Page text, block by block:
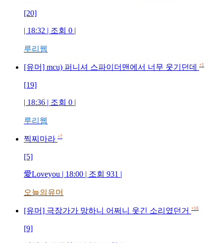
[20]
| 18:32 | 조회 0 |
루리웹
[유머] mcu) 퍼니셔 스파이더맨에서 너무 웃기던데 +1
[19]
| 18:36 | 조회 0 |
루리웹
찍찌마라 +7
[5]
愛Loveyou | 18:00 | 조회 931 |
오늘의유머
[유머] 극장가가 망하니 어쩌니 웃긴 소리였던거 +10
[9]